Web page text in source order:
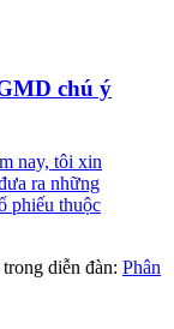
chú ý
nay, tôi xin
ra những
phiếu thuộc
diễn đàn: Phân